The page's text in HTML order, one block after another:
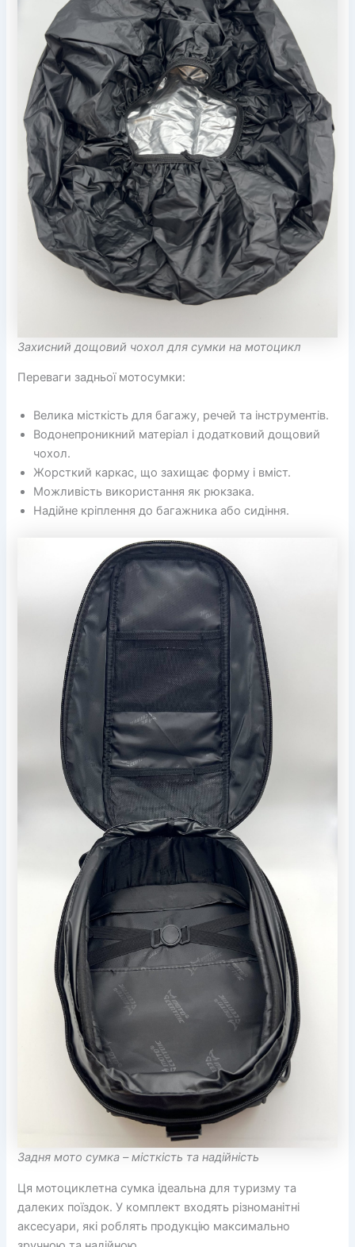
Захисний дощовий чохол для сумки на мотоцикл
Переваги задньої мотосумки:
Велика місткість для багажу, речей та інструментів.
Водонепроникний матеріал і додатковий дощовий
чохол.
Жорсткий каркас, що захищає форму і вміст.
Можливість використання як рюкзака.
Надійне кріплення до багажника або сидіння.
Задня мото сумка – місткість та надійність
Ця мотоциклетна сумка ідеальна для туризму та
далеких поїздок. У комплект входять різноманітні
аксесуари, які роблять продукцію максимально